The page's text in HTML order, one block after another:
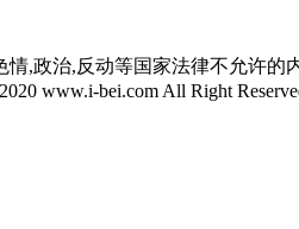
,政治,反动等国家法律不允许的
www.i-bei.com All Right